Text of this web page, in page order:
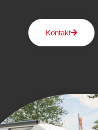
Kontakt